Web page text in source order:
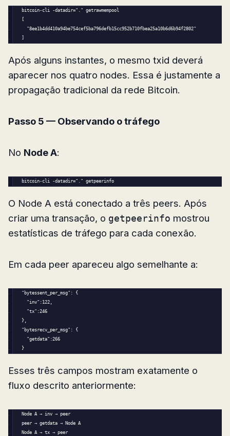
bitcoin-cli -datadir="." getrawmempool
"8ee1b4dd410a94be754cef5ba796defb15cc952b710fbea25a10b6d6b94f2802"
Após alguns instantes, o mesmo txid deverá
aparecer nos quatro nodes. Essa é justamente a
propagação tradicional da rede Bitcoin.
Passo 5 — Observando o tráfego
No Node A:
bitcoin-cli -datadir="." getpeerinfo
O Node A está conectado a três peers. Após
criar uma transação, o getpeerinfo mostrou
estatísticas de tráfego para cada conexão.
Em cada peer apareceu algo semelhante a:
"bytessent_per_msg": {
  "
inv":122,
  "
tx":246
},
" bytesrecv_per_msg": {
  "
getdata":266
}
Esses três campos mostram exatamente o
fluxo descrito anteriormente:
Node A → inv → peer
peer → getdata → Node A
Node A → tx → peer